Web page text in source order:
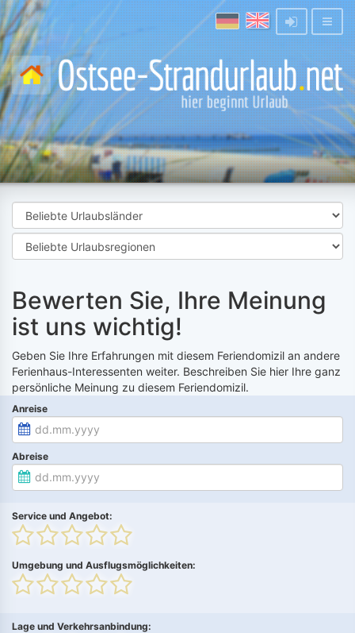
Bewerten Sie, Ihre Meinung
ist uns wichtig!
Geben Sie Ihre Erfahrungen mit diesem Feriendomizil an andere
Ferienhaus-Interessenten weiter. Beschreiben Sie hier Ihre ganz
persönliche Meinung zu diesem Feriendomizil.
Anreise
Abreise
Service und Angebot:
Umgebung und Ausflugsmöglichkeiten:
Lage und Verkehrsanbindung: